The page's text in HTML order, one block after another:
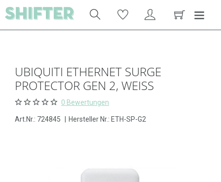
UBIQUITI ETHERNET SURGE
PROTECTOR GEN 2, WEISS
0 Bewertungen
Art.Nr.: 724845 Hersteller Nr.: ETH-SP-G2